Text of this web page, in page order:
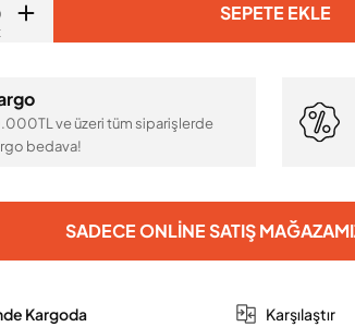
SEPETE EKLE
ve üzeri tüm siparişlerde
bedava!
SADECE ONLINE SATIŞ
Kargoda Karşılaştır